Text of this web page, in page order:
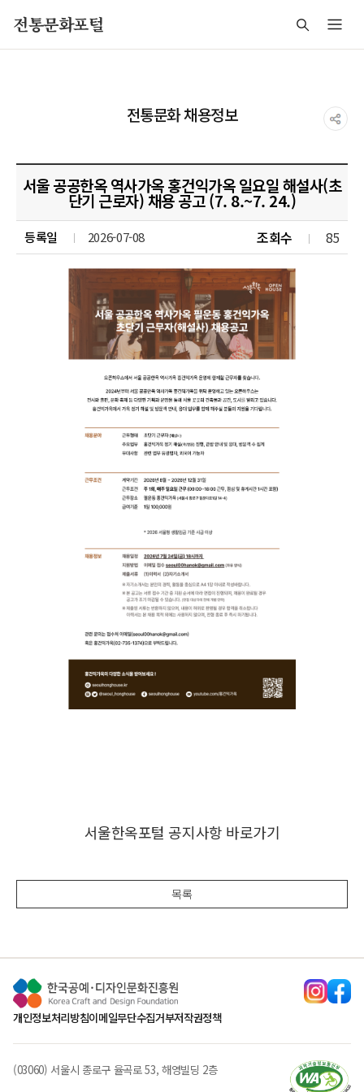
전통문화포털
전통문화 채용정보
서울 공공한옥 역사가옥 홍건익가옥 일요일 해설사(초
단기 근로자) 채용 공고 (7. 8.~7. 24.)
등록일 2026-07-08 조회수 85
서울한옥포털 공지사항 바로가기
목록
개인정보처리방침이메일무단수집거부저작권정책
(03060) 서울시 종로구 율곡로 53, 해영빌딩 2층